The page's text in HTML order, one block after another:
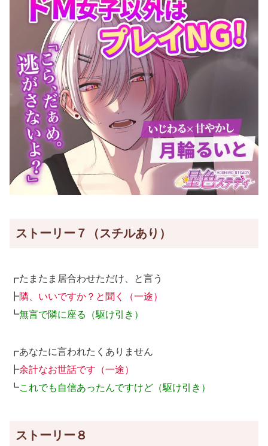
ストーリー７（スチルあり）
┏たまたま居合わせただけ、と言う
┣隣、いいですか？と聞く（一途）
┗無言で隣に座る（駆け引き）
┏あなたに言われたくありません
┣余計なお世話です（一途）
┗これでも自信あったんですけど（駆け引き）
ストーリー８